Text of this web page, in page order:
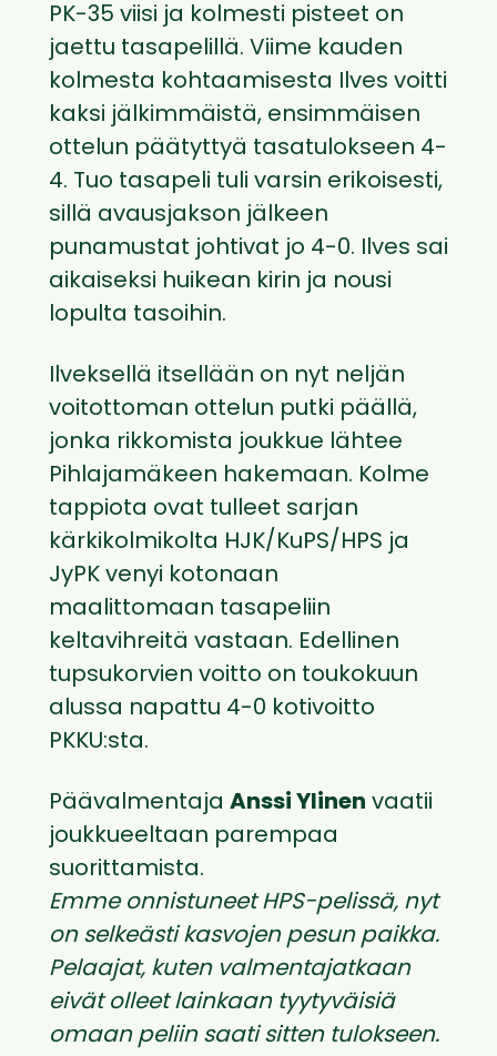
PK-35 viisi ja kolmesti pisteet on
jaettu tasapelillä. Viime kauden
kolmesta kohtaamisesta Ilves voitti
kaksi jälkimmäistä, ensimmäisen
ottelun päätyttyä tasatulokseen 4-
4. Tuo tasapeli tuli varsin erikoisesti,
sillä avausjakson jälkeen
punamustat johtivat jo 4-0. Ilves sai
aikaiseksi huikean kirin ja nousi
lopulta tasoihin.
Ilveksellä itsellään on nyt neljän
voitottoman ottelun putki päällä,
jonka rikkomista joukkue lähtee
Pihlajamäkeen hakemaan. Kolme
tappiota ovat tulleet sarjan
kärkikolmikolta HJK/KuPS/HPS ja
JyPK venyi kotonaan
maalittomaan tasapeliin
keltavihreitä vastaan. Edellinen
tupsukorvien voitto on toukokuun
alussa napattu 4-0 kotivoitto
PKKU:sta.
Päävalmentaja Anssi Ylinen vaatii
joukkueeltaan parempaa
suorittamista.
Emme onnistuneet HPS-pelissä, nyt
on selkeästi kasvojen pesun paikka.
Pelaajat, kuten valmentajatkaan
eivät olleet lainkaan tyytyväisiä
omaan peliin saati sitten tulokseen.